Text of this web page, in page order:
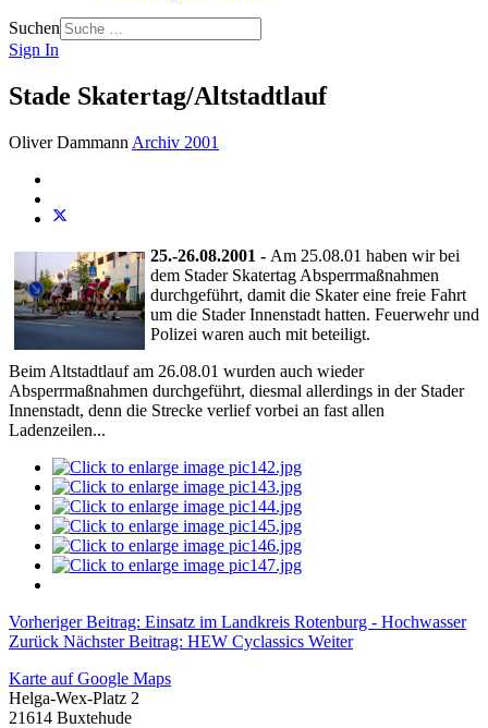
Suchen
Sign In
Stade Skatertag/Altstadtlauf
Oliver Dammann Archiv 2001
25.-26.08.2001 - Am 25.08.01 haben wir bei
dem Stader Skatertag Absperrmaßnahmen
durchgeführt, damit die Skater eine freie Fahrt
um die Stader Innenstadt hatten. Feuerwehr und
Polizei waren auch mit beteiligt.
Beim Altstadtlauf am 26.08.01 wurden auch wieder
Absperrmaßnahmen durchgeführt, diesmal allerdings in der Stader
Innenstadt, denn die Strecke verlief vorbei an fast allen
Ladenzeilen...
Vorheriger Beitrag: Einsatz im Landkreis Rotenburg - Hochwasser
Zurück Nächster Beitrag: HEW Cyclassics Weiter
Karte auf Google Maps
Helga-Wex-Platz 2
21614 Buxtehude